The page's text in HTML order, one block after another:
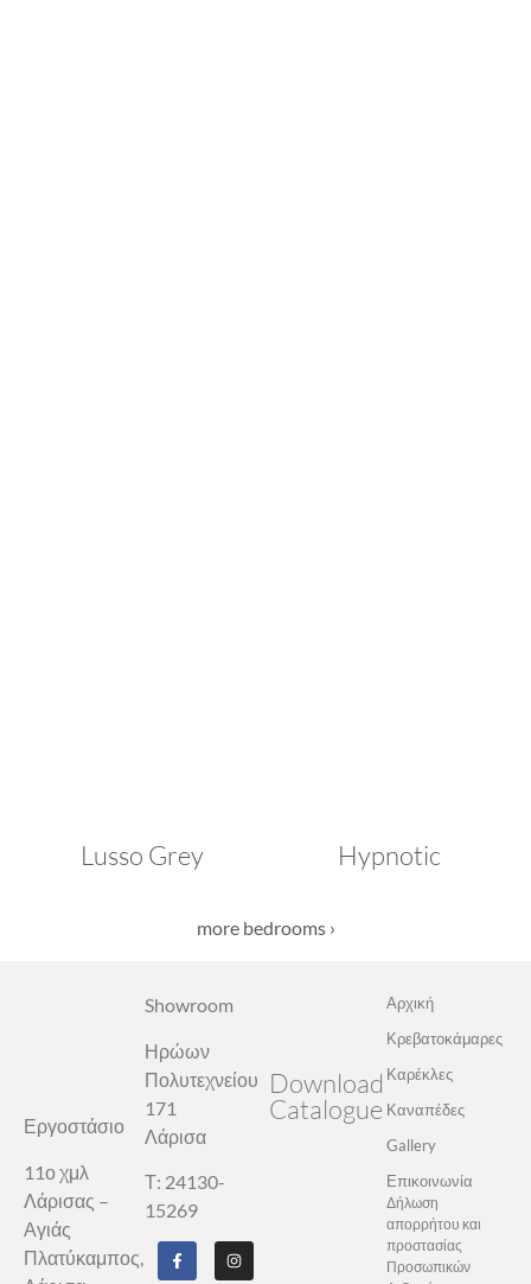
Lusso Grey Hypnotic
more bedrooms ›
Εργοστάσιο
11ο χμλ
Λάρισας –
Αγιάς
Πλατύκαμπος,
Showroom
Ηρώων
Πολυτεχνείου
171
Λάρισα
Τ: 24130-
15269
Download
Catalogue
Αρχική
Κρεβατοκάμαρες
Καρέκλες
Καναπέδες
Gallery
Επικοινωνία
Δήλωση
απορρήτου και
προστασίας
Προσωπικών